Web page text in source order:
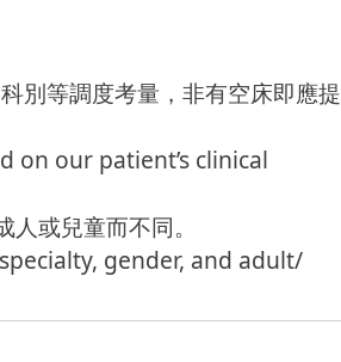
別等調度考量，非有空床即應提
on our patient’s clinical
或兒童而不同。
gender, and adult/